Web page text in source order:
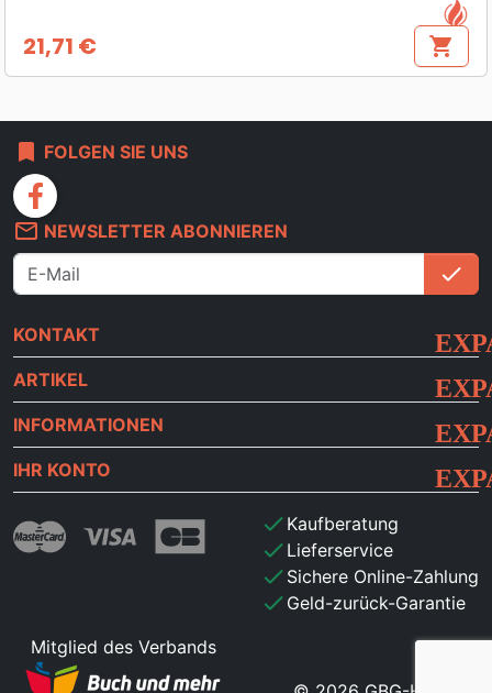
Preis
21,71 € shopping_cart
bookmark FOLGEN SIE UNS
facebook
mail_outline NEWSLETTER ABONNIEREN
check
KONTAKT
ARTIKEL
INFORMATIONEN
IHR KONTO
check Kaufberatung
check Lieferservice
check Sichere Online-Zahlung
check Geld-zurück-Garantie
Mitglied des Verbands